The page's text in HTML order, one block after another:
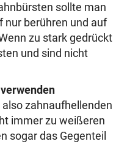
sollte man
nur berühren und auf
zu stark gedrückt
und sind nicht
zahnaufhellenden
immer zu weißeren
sogar das Gegenteil